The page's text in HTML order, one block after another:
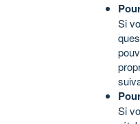
Si
Si